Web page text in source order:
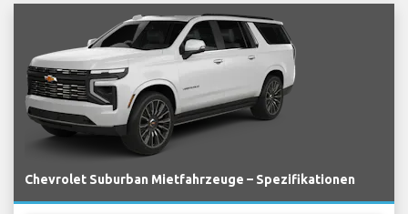
Chevrolet Suburban Mietfahrzeuge – Spezifikationen